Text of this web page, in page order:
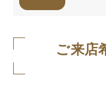
ご来店